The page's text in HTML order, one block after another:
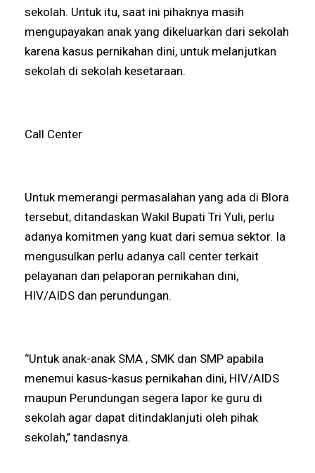
sekolah. Untuk itu, saat ini pihaknya masih
mengupayakan anak yang dikeluarkan dari sekolah
karena kasus pernikahan dini, untuk melanjutkan
sekolah di sekolah kesetaraan.
Call Center
Untuk memerangi permasalahan yang ada di Blora
tersebut, ditandaskan Wakil Bupati Tri Yuli, perlu
adanya komitmen yang kuat dari semua sektor. Ia
mengusulkan perlu adanya call center terkait
pelayanan dan pelaporan pernikahan dini,
HIV/AIDS dan perundungan.
‘’Untuk anak-anak SMA , SMK dan SMP apabila
menemui kasus-kasus pernikahan dini, HIV/AIDS
maupun Perundungan segera lapor ke guru di
sekolah agar dapat ditindaklanjuti oleh pihak
sekolah,’’ tandasnya.